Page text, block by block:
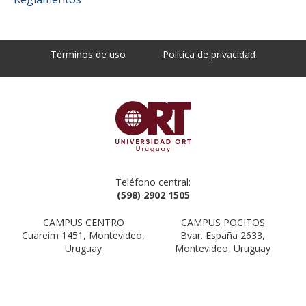
Términos de uso Política de privacidad
Teléfono central:
(598) 2902 1505
CAMPUS CENTRO
Cuareim 1451, Montevideo,
Uruguay
CAMPUS POCITOS
Bvar. España 2633,
Montevideo, Uruguay